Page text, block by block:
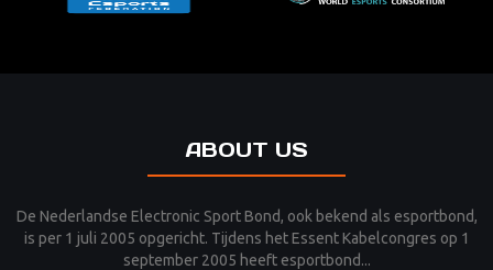
ABOUT US
De Nederlandse Electronic Sport Bond, ook bekend als esportbond,
is per 1 juli 2005 opgericht. Tijdens het Essent Kabelcongres op 1
september 2005 heeft esportbond...